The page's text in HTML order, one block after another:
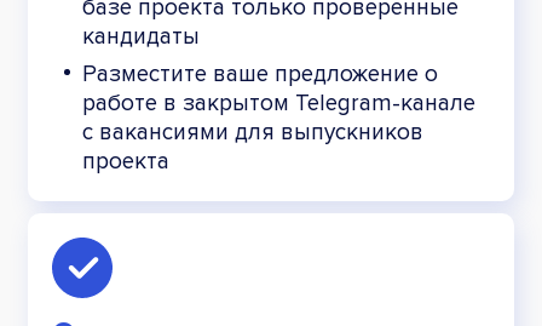
базе проекта только проверенные
кандидаты
Разместите ваше предложение о
работе в закрытом Telegram-канале
с вакансиями для выпускников
проекта